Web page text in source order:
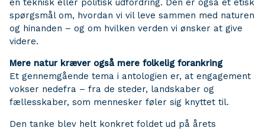
en teknisk eller politisk udfordring. Den er også et etisk
spørgsmål om, hvordan vi vil leve sammen med naturen
og hinanden – og om hvilken verden vi ønsker at give
videre.
Mere natur kræver også mere folkelig forankring
Et gennemgående tema i antologien er, at engagement
vokser nedefra – fra de steder, landskaber og
fællesskaber, som mennesker føler sig knyttet til.
Den tanke blev helt konkret foldet ud på årets